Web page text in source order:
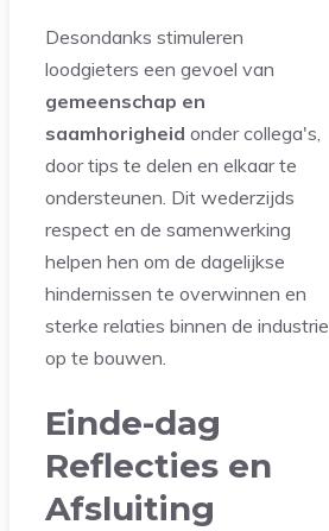
Desondanks stimuleren
loodgieters een gevoel van
gemeenschap en
saamhorigheid onder collega's,
door tips te delen en elkaar te
ondersteunen. Dit wederzijds
respect en de samenwerking
helpen hen om de dagelijkse
hindernissen te overwinnen en
sterke relaties binnen de industrie
op te bouwen.
Einde-dag
Reflecties en
Afsluiting